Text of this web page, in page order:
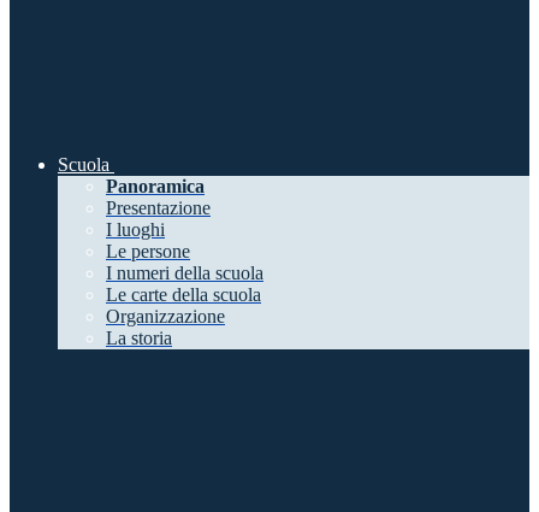
Scuola
Panoramica
Presentazione
I luoghi
Le persone
I numeri della scuola
Le carte della scuola
Organizzazione
La storia